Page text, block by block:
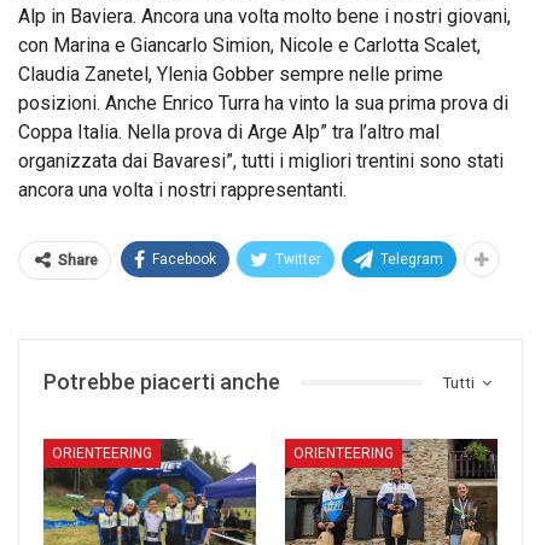
Alp in Baviera. Ancora una volta molto bene i nostri giovani,
con Marina e Giancarlo Simion, Nicole e Carlotta Scalet,
Claudia Zanetel, Ylenia Gobber sempre nelle prime
posizioni. Anche Enrico Turra ha vinto la sua prima prova di
Coppa Italia. Nella prova di Arge Alp” tra l’altro mal
organizzata dai Bavaresi”, tutti i migliori trentini sono stati
ancora una volta i nostri rappresentanti.
Share Facebook Twitter Telegram
Tutti
Potrebbe piacerti anche
ORIENTEERING ORIENTEERING